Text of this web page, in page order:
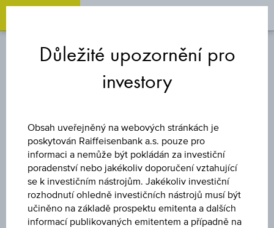
Quicklinks
WARRANT
CALL
WIENERBERGER
AG
Důležité upozornění pro
investory
Obsah uveřejněný na webových stránkách je
poskytován Raiffeisenbank a.s. pouze pro
informaci a nemůže být pokládán za investiční
poradenství nebo jakékoliv doporučení vztahující
se k investičním nástrojům. Jakékoliv investiční
rozhodnutí ohledně investičních nástrojů musí být
učiněno na základě prospektu emitenta a dalších
informací publikovaných emitentem a případně na